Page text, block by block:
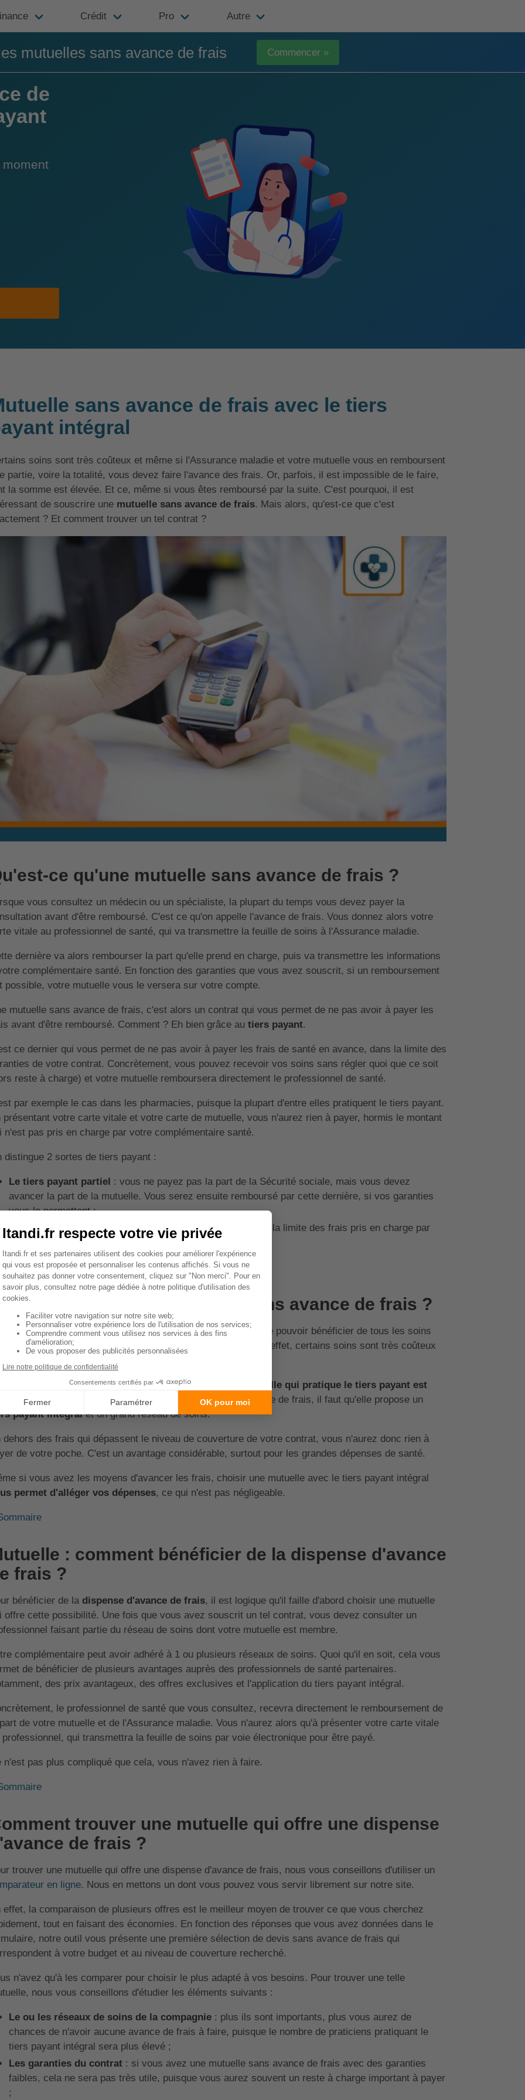
Crédit Pro Autre
mutuelles sans avance de frais Commencer »
de
sans avance de frais avec le tiers
intégral
soins sont très coûteux et même si l'Assurance maladie et votre mutuelle vous en remboursent
partie, voire la totalité, vous devez faire l'avance des frais. Or, parfois, il est impossible de le faire,
la somme est élevée. Et ce, même si vous êtes remboursé par la suite. C'est pourquoi, il est
de souscrire une mutuelle sans avance de frais. Mais alors, qu'est-ce que c'est
? Et comment trouver un tel contrat ?
ce qu'une mutuelle sans avance de frais ?
vous consultez un médecin ou un spécialiste, la plupart du temps vous devez payer la
avant d'être remboursé. C'est ce qu'on appelle l'avance de frais. Vous donnez alors votre
vitale au professionnel de santé, qui va transmettre la feuille de soins à l'Assurance maladie.
dernière va alors rembourser la part qu'elle prend en charge, puis va transmettre les informations
complémentaire santé. En fonction des garanties que vous avez souscrit, si un remboursement
possible, votre mutuelle vous le versera sur votre compte.
mutuelle sans avance de frais, c'est alors un contrat qui vous permet de ne pas avoir à payer les
avant d'être remboursé. Comment ? Eh bien grâce au tiers payant.
ce dernier qui vous permet de ne pas avoir à payer les frais de santé en avance, dans la limite des
de votre contrat. Concrètement, vous pouvez recevoir vos soins sans régler quoi que ce soit
reste à charge) et votre mutuelle remboursera directement le professionnel de santé.
par exemple le cas dans les pharmacies, puisque la plupart d'entre elles pratiquent le tiers payant.
présentant votre carte vitale et votre carte de mutuelle, vous n'aurez rien à payer, hormis le montant
n'est pas pris en charge par votre complémentaire santé.
distingue 2 sortes de tiers payant :
Le tiers payant partiel : vous ne payez pas la part de la Sécurité sociale, mais vous devez
avancer la part de la mutuelle. Vous serez ensuite remboursé par cette dernière, si vos garanties
vous le permettent ;
Le tiers payant intégral : vous n'avez rien à avancer, dans la limite des frais pris en charge par
votre complémentaire santé.
choisir une mutuelle sans avance de frais ?
une mutuelle sans avance de frais, c'est vous assurer de pouvoir bénéficier de tous les soins
vous avez besoin, sans vous inquiéter de votre budget. En effet, certains soins sont très coûteux
se peut que vous n'ayez pas les moyens d'avancer les frais.
éviter de vous priver de certains soins,choisir une mutuelle qui pratique le tiers payant est
. Pour qu'une complémentaire santé soit sans avance de frais, il faut qu'elle propose un
payant intégralet un grand réseau de soins.
dehors des frais qui dépassent le niveau de couverture de votre contrat, vous n'aurez donc rien à
de votre poche. C'est un avantage considérable, surtout pour les grandes dépenses de santé.
si vous avez les moyens d'avancer les frais, choisir une mutuelle avec le tiers payant intégral
permet d'alléger vos dépenses, ce qui n'est pas négligeable.
: comment bénéficier de la dispense d'avance
frais ?
bénéficier de la dispense d'avance de frais, il est logique qu'il faille d'abord choisir une mutuelle
offre cette possibilité. Une fois que vous avez souscrit un tel contrat, vous devez consulter un
faisant partie du réseau de soins dont votre mutuelle est membre.
complémentaire peut avoir adhéré à 1 ou plusieurs réseaux de soins. Quoi qu'il en soit, cela vous
de bénéficier de plusieurs avantages auprès des professionnels de santé partenaires.
des prix avantageux, des offres exclusives et l'application du tiers payant intégral.
le professionnel de santé que vous consultez, recevra directement le remboursement de
de votre mutuelle et de l'Assurance maladie. Vous n'aurez alors qu'à présenter votre carte vitale
professionnel, qui transmettra la feuille de soins par voie électronique pour être payé.
n'est pas plus compliqué que cela, vous n'avez rien à faire.
trouver une mutuelle qui offre une dispense
de frais ?
trouver une mutuelle qui offre une dispense d'avance de frais, nous vous conseillons d'utiliser un
en ligne. Nous en mettons un dont vous pouvez vous servir librement sur notre site.
effet, la comparaison de plusieurs offres est le meilleur moyen de trouver ce que vous cherchez
tout en faisant des économies. En fonction des réponses que vous avez données dans le
notre outil vous présente une première sélection de devis sans avance de frais qui
à votre budget et au niveau de couverture recherché.
n'avez qu'à les comparer pour choisir le plus adapté à vos besoins. Pour trouver une telle
nous vous conseillons d'étudier les éléments suivants :
Le ou les réseaux de soins de la compagnie: plus ils sont importants, plus vous aurez de
chances de n'avoir aucune avance de frais à faire, puisque le nombre de praticiens pratiquant le
tiers payant intégral sera plus élevé ;
Les garanties du contrat: si vous avez une mutuelle sans avance de frais avec des garanties
faibles, cela ne sera pas très utile, puisque vous aurez souvent un reste à charge important à payer
;